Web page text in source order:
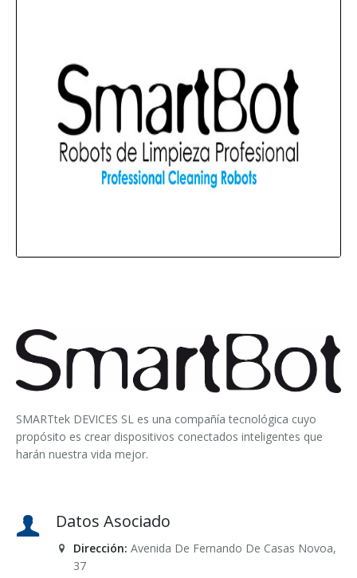
SMARTtek DEVICES SL es una compañía tecnológica cuyo
propósito es crear dispositivos conectados inteligentes que
harán nuestra vida mejor.
Datos Asociado
Dirección: Avenida De Fernando De Casas Novoa,
37